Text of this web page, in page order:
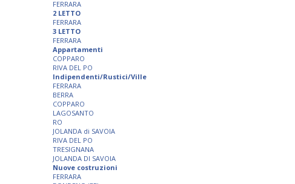
FERRARA
2 LETTO
FERRARA
3 LETTO
FERRARA
Appartamenti
COPPARO
RIVA DEL PO
Indipendenti/Rustici/Ville
FERRARA
BERRA
COPPARO
LAGOSANTO
RO
JOLANDA di SAVOIA
RIVA DEL PO
TRESIGNANA
JOLANDA DI SAVOIA
Nuove costruzioni
FERRARA